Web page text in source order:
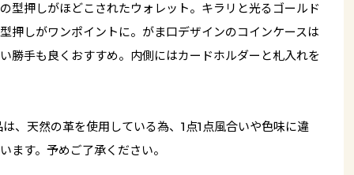
型押しがほどこされたウォレット。キラリと光るゴールド
押しがワンポイントに。がま口デザインのコインケースは
勝手も良くおすすめ。内側にはカードホルダーと札入れを
、天然の革を使用している為、1点1点風合いや色味に違
ます。予めご了承ください。